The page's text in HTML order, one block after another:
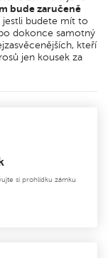
bude zaručeně
jestli budete mít to
dokonce samotný
kteří
jen kousek za
si prohlídku zámku